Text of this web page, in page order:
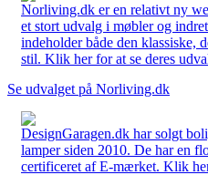
Norliving.dk er en relativt ny
et stort udvalg i møbler og
indeholder både den klassiske,
stil. Klik her for at se deres
Se udvalget på Norliving.dk
DesignGaragen.dk har solgt
lamper siden 2010. De har en
certificeret af E-mærket. Klik